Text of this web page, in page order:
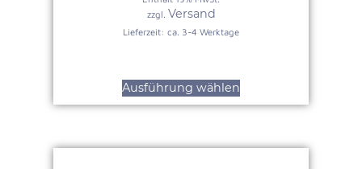
zzgl. Versand
Lieferzeit: ca. 3-4 Werktage
Ausführung wählen